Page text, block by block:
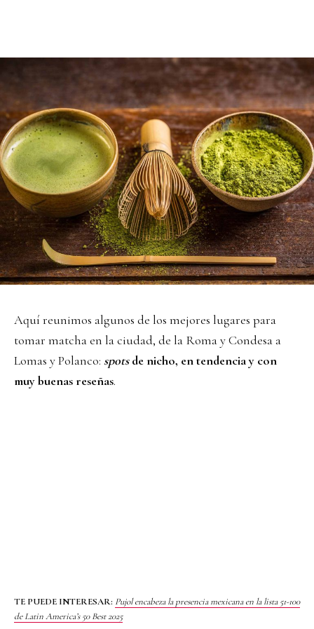
Aquí reunimos algunos de los mejores lugares para
tomar matcha en la ciudad, de la Roma y Condesa a
Lomas y Polanco: spotsde nicho, en tendencia y con
muy buenas reseñas.
TE PUEDE INTERESAR: Pujol encabeza la presencia mexicana en la lista 51-100
de Latin America’s 50 Best 2025